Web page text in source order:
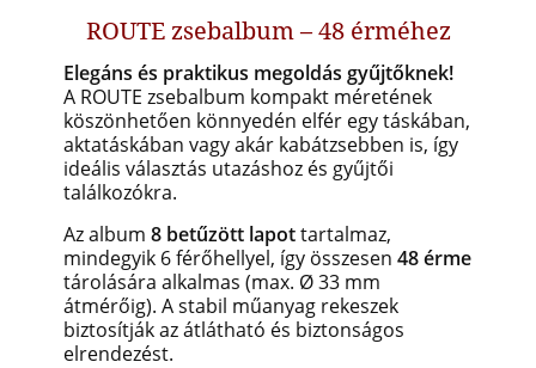
ROUTE zsebalbum – 48 érméhez
Elegáns és praktikus megoldás gyűjtőknek!
A ROUTE zsebalbum kompakt méretének
köszönhetően könnyedén elfér egy táskában,
aktatáskában vagy akár kabátzsebben is, így
ideális választás utazáshoz és gyűjtői
találkozókra.
Az album 8 betűzött lapottartalmaz,
mindegyik 6 férőhellyel, így összesen 48 érme
tárolására alkalmas (max. Ø 33 mm
átmérőig). A stabil műanyag rekeszek
biztosítják az átlátható és biztonságos
elrendezést.